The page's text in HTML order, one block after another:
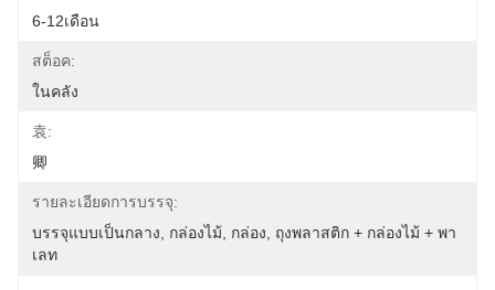
6-12เดือน
สต็อค:
ในคลัง
袁:
卿
รายละเอียดการบรรจุ:
บรรจุแบบเป็นกลาง, กล่องไม้, กล่อง, ถุงพลาสติก + กล่องไม้ + พา
เลท